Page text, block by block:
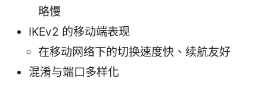
略慢
IKEv2 的移动端表现
在移动网络下的切换速度快、续航友好
混淆与端口多样化